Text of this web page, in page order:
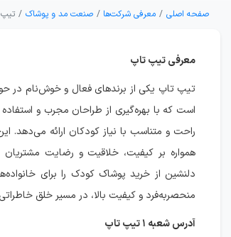
صفحه اصلی معرفی شرکت‌ها صنعت مد و پوشاک
معرفی تیپ تاپ
تیپ تاپ یکی از برندهای فعال و خوش‌نام در
است که با بهره‌گیری از طراحان مجرب و استفاده
راحت و متناسب با نیاز کودکان ارائه می‌دهد.
همواره بر کیفیت، خلاقیت و رضایت
دلنشین از خرید پوشاک کودک را برای
منحصربه‌فرد و کیفیت بالا، در مسیر خلق
آدرس شعبه ۱ تیپ تاپ